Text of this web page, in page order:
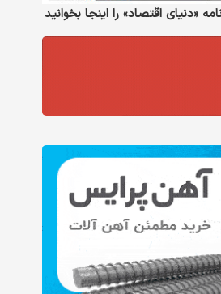
«دنیای‌ اقتصاد» را اینجا بخوانید